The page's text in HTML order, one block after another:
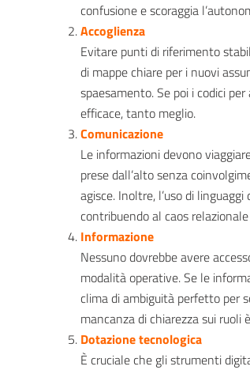
confusione e scoraggia
Accoglienza
Evitare punti di riferimento
di mappe chiare per i nuovi
spaesamento. Se poi i codici
efficace, tanto meglio.
Comunicazione
Le informazioni devono
prese dall’alto senza
agisce. Inoltre, l’uso di
contribuendo al caos
Informazione
Nessuno dovrebbe avere
modalità operative. Se le
clima di ambiguità perfetto per
mancanza di chiarezza sui
Dotazione tecnologica
È cruciale che gli strumenti